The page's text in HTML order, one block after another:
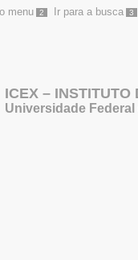
menu 2 Ir para a busca 3
ICEX – INSTITUTO
Universidade Federal